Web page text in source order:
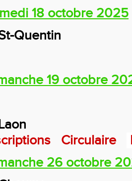
18 octobre 2025
Quentin
19 octobre
Circulaire
26 octobre